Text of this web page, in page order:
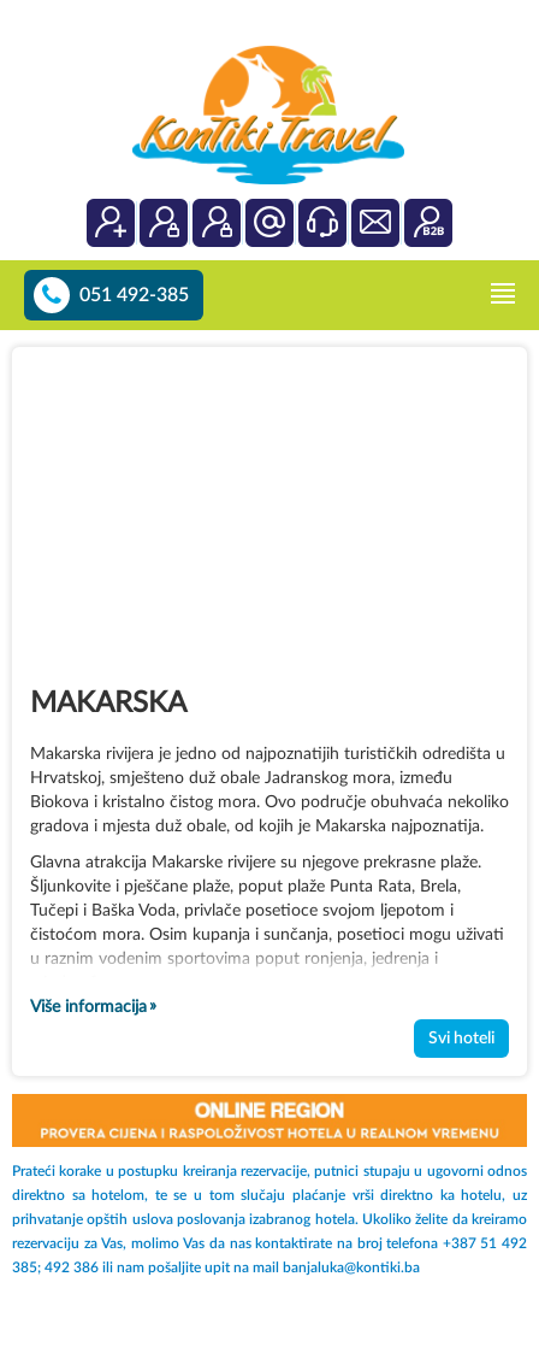
051 492-385
MAKARSKA
Makarska rivijera je jedno od najpoznatijih turističkih odredišta u
Hrvatskoj, smješteno duž obale Jadranskog mora, između
Biokova i kristalno čistog mora. Ovo područje obuhvaća nekoliko
gradova i mjesta duž obale, od kojih je Makarska najpoznatija.
Glavna atrakcija Makarske rivijere su njegove prekrasne plaže.
Šljunkovite i pješčane plaže, poput plaže Punta Rata, Brela,
Tučepi i Baška Voda, privlače posetioce svojom ljepotom i
čistoćom mora. Osim kupanja i sunčanja, posetioci mogu uživati
u raznim vodenim sportovima poput ronjenja, jedrenja i
Više informacija
Svi hoteli
Prateći korake u postupku kreiranja rezervacije, putnici stupaju u ugovorni odnos
direktno sa hotelom, te se u tom slučaju plaćanje vrši direktno ka hotelu, uz
prihvatanje opštih uslova poslovanja izabranog hotela. Ukoliko želite da kreiramo
rezervaciju za Vas, molimo Vas da nas kontaktirate na broj telefona +387 51 492
385; 492 386 ili nam pošaljite upit na mail banjaluka@kontiki.ba